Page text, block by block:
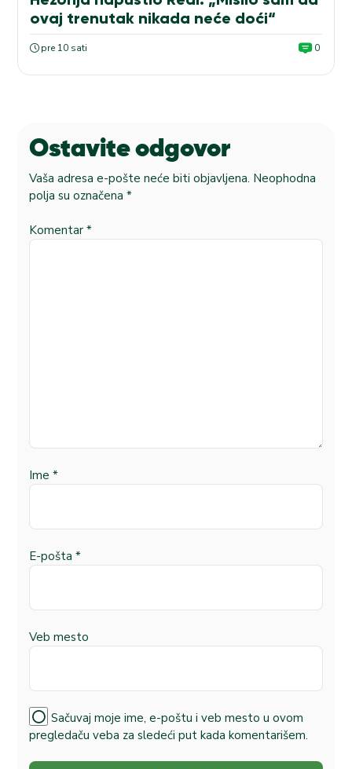
ovaj trenutak nikada neće doći“
pre 10 sati 0
Ostavite odgovor
Vaša adresa e-pošte neće biti objavljena. Neophodna
polja su označena *
Komentar *
Ime *
E-pošta *
Veb mesto
Sačuvaj moje ime, e-poštu i veb mesto u ovom
pregledaču veba za sledeći put kada komentarišem.